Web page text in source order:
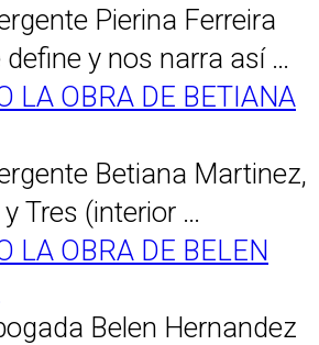
Pierina Ferreira
y nos narra así …
LA OBRA DE BETIANA
Betiana Martinez,
Tres (interior …
LA OBRA DE BELEN
Belen Hernandez